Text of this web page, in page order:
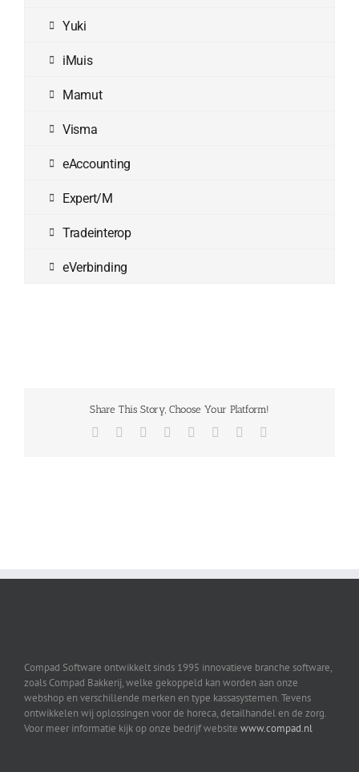
Yuki
iMuis
Mamut
Visma
eAccounting
Expert/M
Tradeinterop
eVerbinding
Share This Story, Choose Your Platform!
Facebook Reddit LinkedIn
TumblrPinterest
Compad Software ontwikkelt sinds 1995 innovatieve branche software,
zoals Compad Bakkerij, welke gekoppeld kan worden aan onze
webshop en verschillende merken en type kassasystemen. Tevens
ontwikkelen wij oplossingen voor de horeca, detailhandel en de zorg.
Voor meer informatie kijk op onze bedrijf website www.compad.nl